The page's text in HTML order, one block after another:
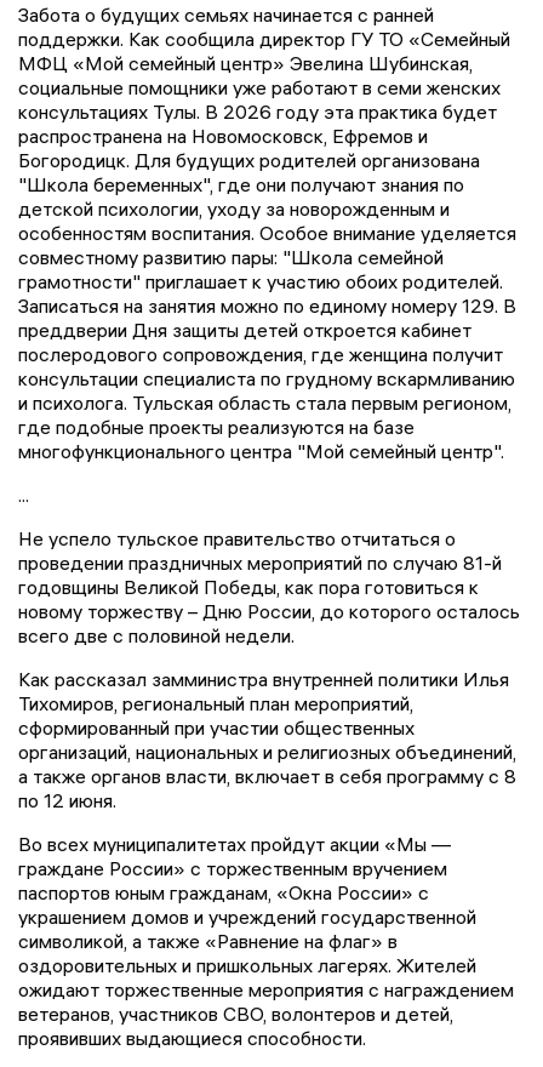
Забота о будущих семьях начинается с ранней
поддержки. Как сообщила директор ГУ ТО «Семейный
МФЦ «Мой семейный центр» Эвелина Шубинская,
социальные помощники уже работают в семи женских
консультациях Тулы. В 2026 году эта практика будет
распространена на Новомосковск, Ефремов и
Богородицк. Для будущих родителей организована
"Школа беременных", где они получают знания по
детской психологии, уходу за новорожденным и
особенностям воспитания. Особое внимание уделяется
совместному развитию пары: "Школа семейной
грамотности" приглашает к участию обоих родителей.
Записаться на занятия можно по единому номеру 129. В
преддверии Дня защиты детей откроется кабинет
послеродового сопровождения, где женщина получит
консультации специалиста по грудному вскармливанию
и психолога. Тульская область стала первым регионом,
где подобные проекты реализуются на базе
многофункционального центра "Мой семейный центр".
...
Не успело тульское правительство отчитаться о
проведении праздничных мероприятий по случаю 81-й
годовщины Великой Победы, как пора готовиться к
новому торжеству – Дню России, до которого осталось
всего две с половиной недели.
Как рассказал замминистра внутренней политики Илья
Тихомиров, региональный план мероприятий,
сформированный при участии общественных
организаций, национальных и религиозных объединений,
а также органов власти, включает в себя программу с 8
по 12 июня.
Во всех муниципалитетах пройдут акции «Мы —
граждане России» с торжественным вручением
паспортов юным гражданам, «Окна России» с
украшением домов и учреждений государственной
символикой, а также «Равнение на флаг» в
оздоровительных и пришкольных лагерях. Жителей
ожидают торжественные мероприятия с награждением
ветеранов, участников СВО, волонтеров и детей,
проявивших выдающиеся способности.